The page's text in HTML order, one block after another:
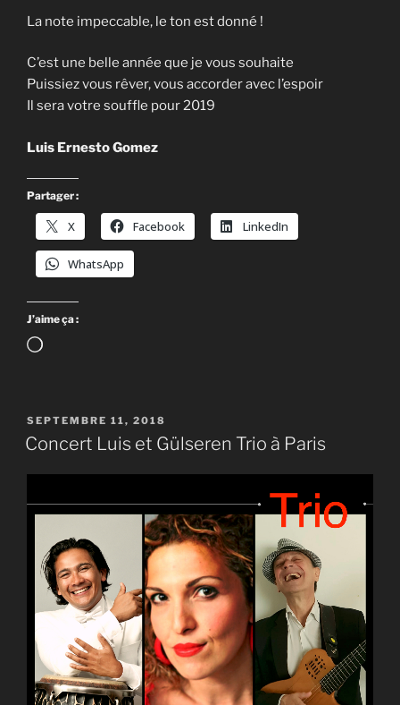
La note impeccable, le ton est donné !
C’est une belle année que je vous souhaite
Puissiez vous rêver, vous accorder avec l’espoir
Il sera votre souffle pour 2019
Luis Ernesto Gomez
Partager :
X Facebook LinkedIn
WhatsApp
J’aime ça :
Chargement…
PUBLIÉ
LE
SEPTEMBRE 11, 2018
Concert Luis et Gülseren Trio à Paris